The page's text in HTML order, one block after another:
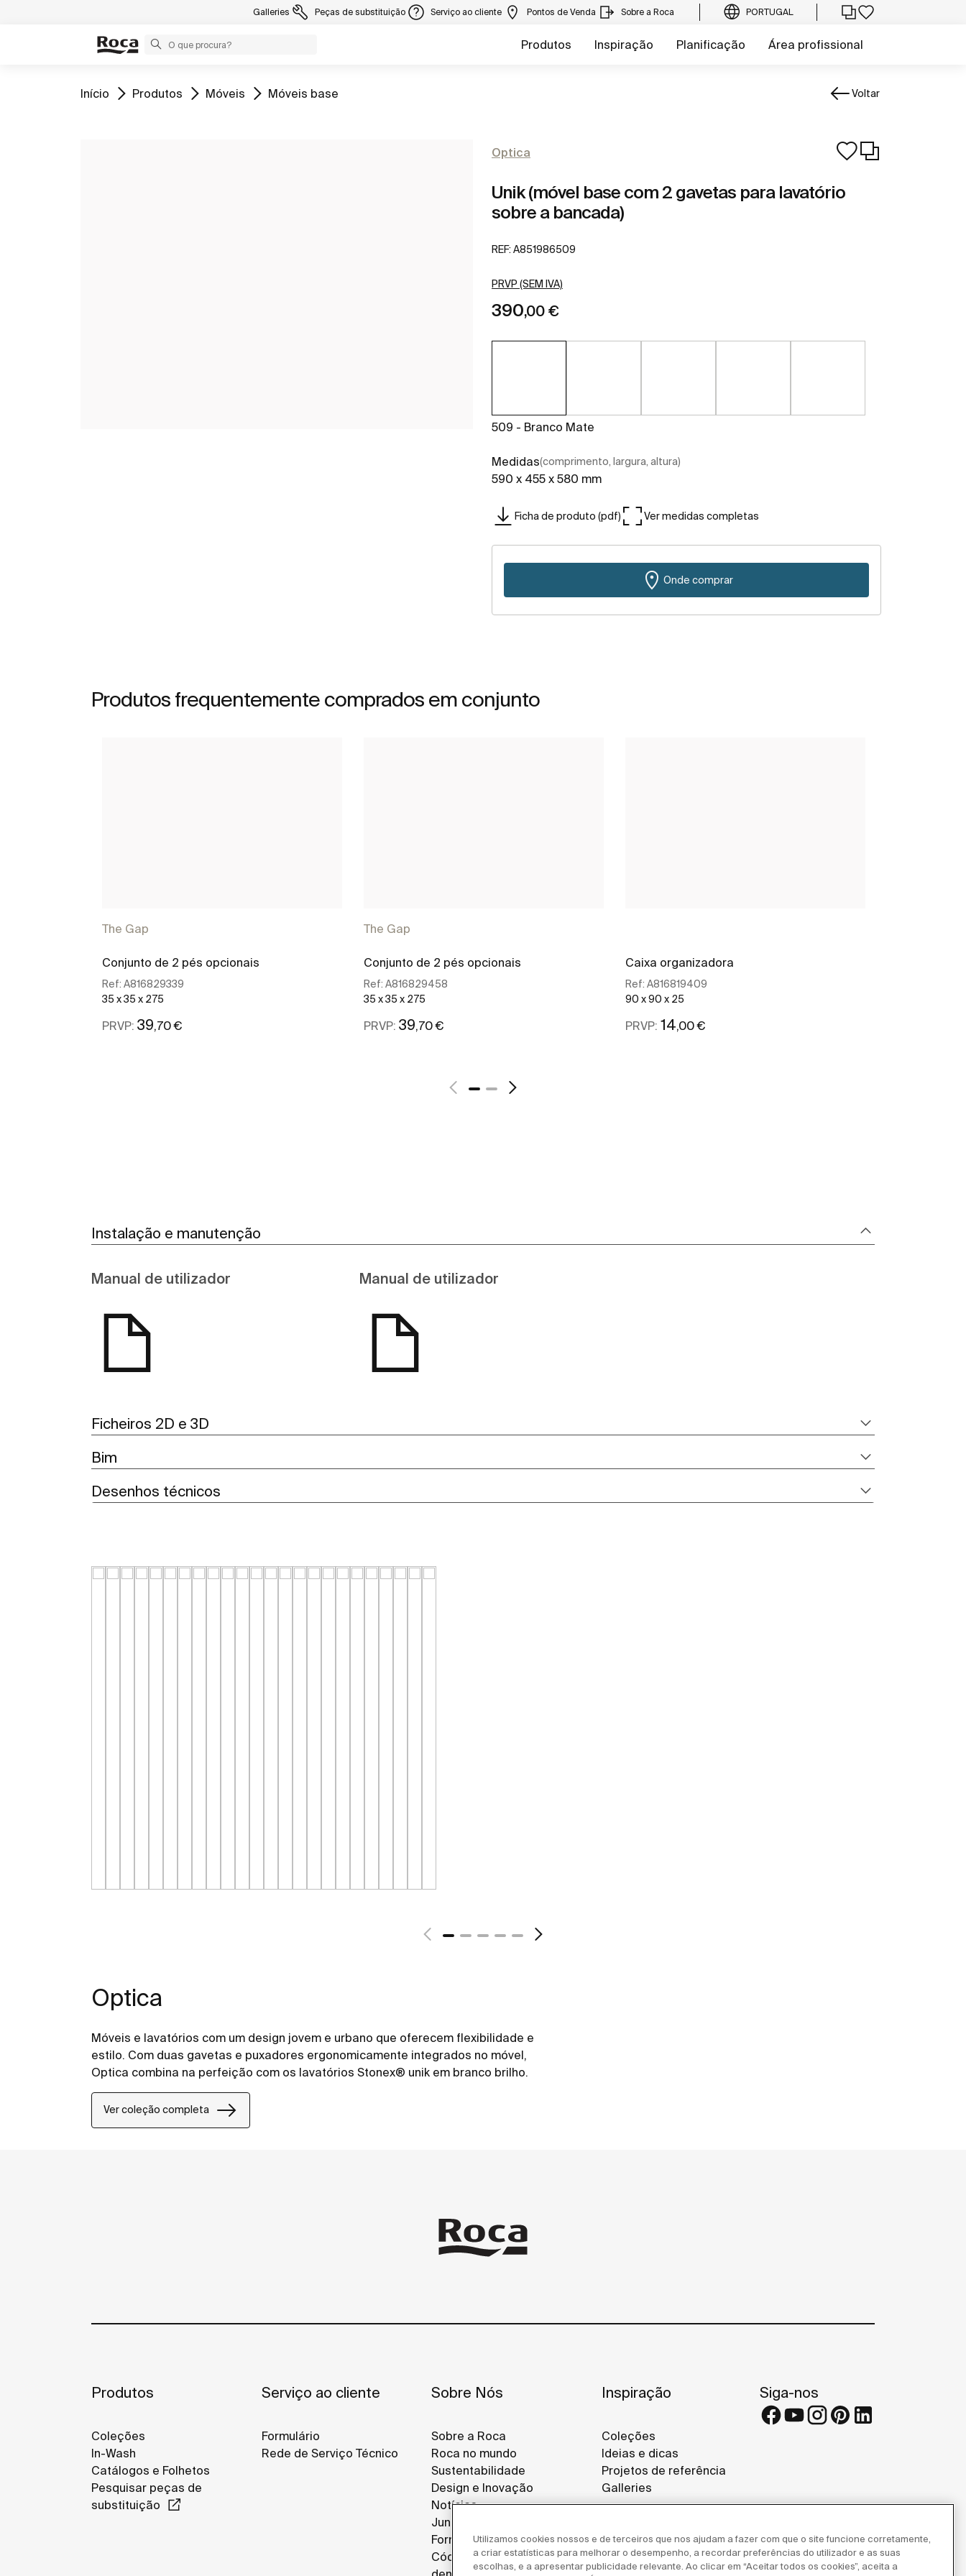
Galleries Peças de substituição Serviço ao cliente Pontos de Venda Sobre a Roca PORTUGAL
Produtos Inspiração Planificação Área profissional
Ir para
Início Ir para
Produtos Ir para
Móveis Ir para
Móveis base Voltar
Optica
Unik (móvel base com 2 gavetas para lavatório
sobre a bancada)
REF: A851986509
PRVP (SEM IVA)
390,00 €
509 - Branco Mate
Medidas(comprimento, largura, altura)
590 x 455 x 580 mm
Ficha de produto (pdf) Ver medidas completas
Onde comprar
Produtos frequentemente comprados em conjunto
The Gap
Conjunto de 2 pés opcionais
Ref: A816829339
35 x 35 x 275
PRVP: 39 ,70 €
The Gap
Conjunto de 2 pés opcionais
Ref: A816829458
35 x 35 x 275
PRVP: 39 ,70 €
Caixa organizadora
Ref: A816819409
90 x 90 x 25
PRVP: 14 ,00 €
Instalação e manutenção
Manual de utilizador Manual de utilizador
Ficheiros 2D e 3D
Bim
Desenhos técnicos
Optica
Móveis e lavatórios com um design jovem e urbano que oferecem flexibilidade e
estilo. Com duas gavetas e puxadores ergonomicamente integrados no móvel,
Optica combina na perfeição com os lavatórios Stonex® unik em branco brilho.
Ver coleção completa
Produtos
Coleções
In-Wash
Catálogos e Folhetos
Pesquisar peças de
substituição
Serviço ao cliente
Formulário
Rede de Serviço Técnico
Sobre Nós
Sobre a Roca
Roca no mundo
Sustentabilidade
Design e Inovação
Notícias
Junte-se a Nós
Fornecedores
Código de ética e canal de
Inspiração
Coleções
Ideias e dicas
Projetos de referência
Galleries
Siga-nos
Utilizamos cookies nossos e de terceiros que nos ajudam a fazer com que o site funcione corretamente,
a criar estatísticas para melhorar o desempenho, a recordar preferências do utilizador e as suas
escolhas, e a apresentar publicidade relevante. Ao clicar em “Aceitar todos os cookies”, aceita a